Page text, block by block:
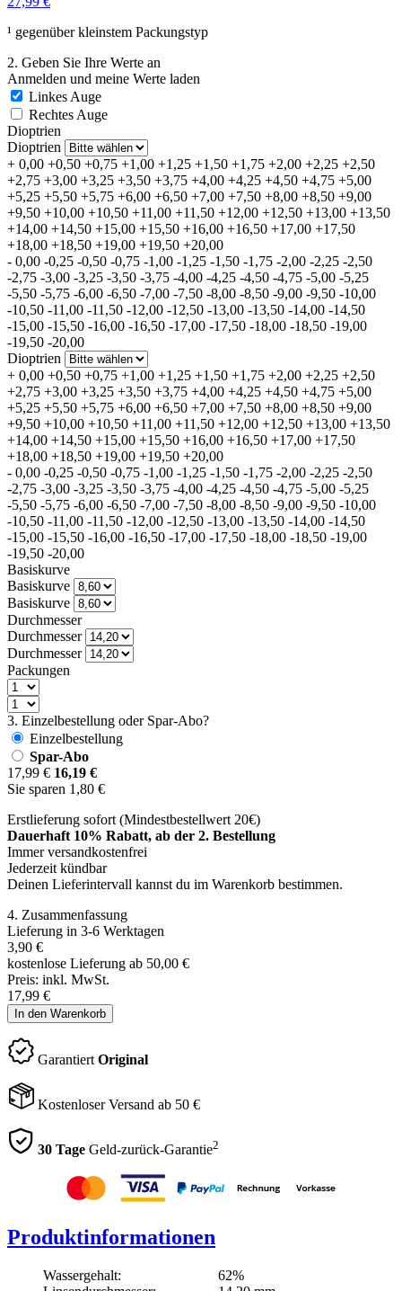
¹ gegenüber kleinstem Packungstyp
2. Geben Sie Ihre Werte an
Anmelden und meine Werte laden
Linkes Auge
Rechtes Auge
Dioptrien
Dioptrien
+ 0,00 +0,50 +0,75 +1,00 +1,25 +1,50 +1,75 +2,00 +2,25 +2,50
+2,75 +3,00 +3,25 +3,50 +3,75 +4,00 +4,25 +4,50 +4,75 +5,00
+5,25 +5,50 +5,75 +6,00 +6,50 +7,00 +7,50 +8,00 +8,50 +9,00
+9,50 +10,00 +10,50 +11,00 +11,50 +12,00 +12,50 +13,00 +13,50
+14,00 +14,50 +15,00 +15,50 +16,00 +16,50 +17,00 +17,50
+18,00 +18,50 +19,00 +19,50 +20,00
- 0,00 -0,25 -0,50 -0,75 -1,00 -1,25 -1,50 -1,75 -2,00 -2,25 -2,50
-2,75 -3,00 -3,25 -3,50 -3,75 -4,00 -4,25 -4,50 -4,75 -5,00 -5,25
-5,50 -5,75 -6,00 -6,50 -7,00 -7,50 -8,00 -8,50 -9,00 -9,50 -10,00
-10,50 -11,00 -11,50 -12,00 -12,50 -13,00 -13,50 -14,00 -14,50
-15,00 -15,50 -16,00 -16,50 -17,00 -17,50 -18,00 -18,50 -19,00
-19,50 -20,00
Dioptrien
+ 0,00 +0,50 +0,75 +1,00 +1,25 +1,50 +1,75 +2,00 +2,25 +2,50
+2,75 +3,00 +3,25 +3,50 +3,75 +4,00 +4,25 +4,50 +4,75 +5,00
+5,25 +5,50 +5,75 +6,00 +6,50 +7,00 +7,50 +8,00 +8,50 +9,00
+9,50 +10,00 +10,50 +11,00 +11,50 +12,00 +12,50 +13,00 +13,50
+14,00 +14,50 +15,00 +15,50 +16,00 +16,50 +17,00 +17,50
+18,00 +18,50 +19,00 +19,50 +20,00
- 0,00 -0,25 -0,50 -0,75 -1,00 -1,25 -1,50 -1,75 -2,00 -2,25 -2,50
-2,75 -3,00 -3,25 -3,50 -3,75 -4,00 -4,25 -4,50 -4,75 -5,00 -5,25
-5,50 -5,75 -6,00 -6,50 -7,00 -7,50 -8,00 -8,50 -9,00 -9,50 -10,00
-10,50 -11,00 -11,50 -12,00 -12,50 -13,00 -13,50 -14,00 -14,50
-15,00 -15,50 -16,00 -16,50 -17,00 -17,50 -18,00 -18,50 -19,00
-19,50 -20,00
Basiskurve
Basiskurve
Basiskurve
Durchmesser
Durchmesser
Durchmesser
Packungen
3. Einzelbestellung oder Spar-Abo?
Einzelbestellung
Spar-Abo
17,99 € 16,19 €
Sie sparen 1,80 €
Erstlieferung sofort (Mindestbestellwert 20€)
Dauerhaft 10% Rabatt, ab der 2. Bestellung
Immer versandkostenfrei
Jederzeit kündbar
Deinen Lieferintervall kannst du im Warenkorb bestimmen.
4. Zusammenfassung
Lieferung in 3-6 Werktagen
3,90 €
kostenlose Lieferung ab 50,00 €
Preis: inkl. MwSt.
17,99 €
In den Warenkorb
Garantiert Original
Kostenloser Versand ab 50 €
30 Tage Geld-zurück-Garantie2
Produktinformationen
Wassergehalt:
62%